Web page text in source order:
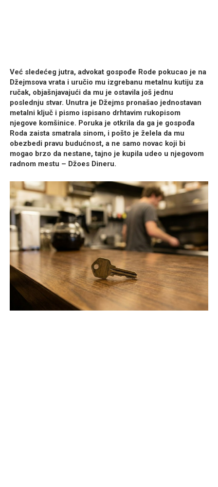
Već sledećeg jutra, advokat gospođe Rode pokucao je na
Džejmsova vrata i uručio mu izgrebanu metalnu kutiju za
ručak, objašnjavajući da mu je ostavila još jednu
poslednju stvar. Unutra je Džejms pronašao jednostavan
metalni ključ i pismo ispisano drhtavim rukopisom
njegove komšinice. Poruka je otkrila da ga je gospođa
Roda zaista smatrala sinom, i pošto je želela da mu
obezbedi pravu budućnost, a ne samo novac koji bi
mogao brzo da nestane, tajno je kupila udeo u njegovom
radnom mestu – Džoes Dineru.